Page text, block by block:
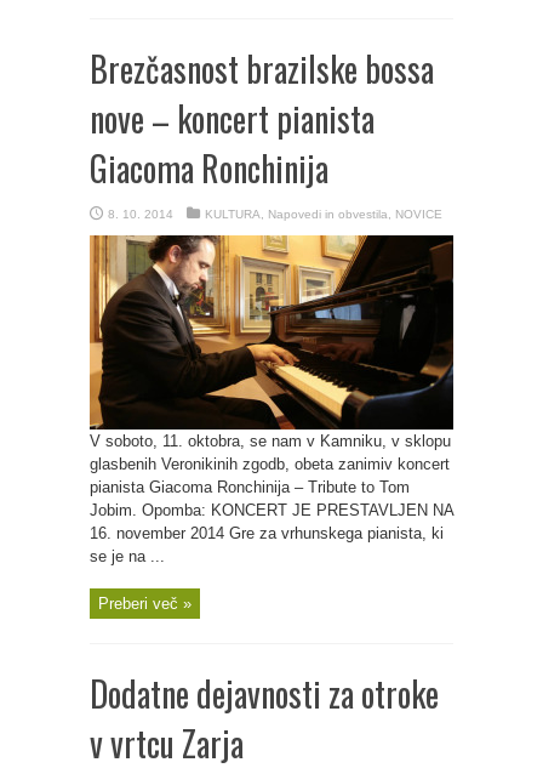
Brezčasnost brazilske bossa
nove – koncert pianista
Giacoma Ronchinija
8. 10. 2014 KULTURA Napovedi in obvestila NOVICE
V soboto, 11. oktobra, se nam v Kamniku, v sklopu
glasbenih Veronikinih zgodb, obeta zanimiv koncert
pianista Giacoma Ronchinija – Tribute to Tom
Jobim. Opomba: KONCERT JE PRESTAVLJEN NA
16. november 2014 Gre za vrhunskega pianista, ki
se je na ...
Preberi več »
Dodatne dejavnosti za otroke
v vrtcu Zarja